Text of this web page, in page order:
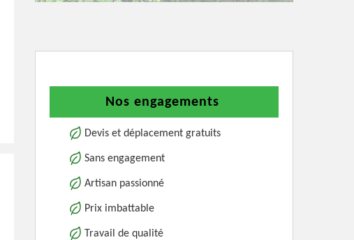
Nos engagements
Devis et déplacement gratuits
Sans engagement
Artisan passionné
Prix imbattable
Travail de qualité